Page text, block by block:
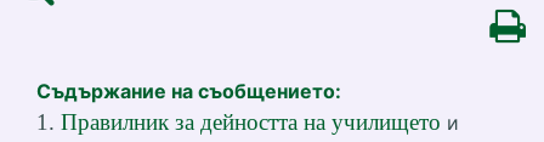
Съдържание на съобщението:
1. Правилник за дейността на училището и